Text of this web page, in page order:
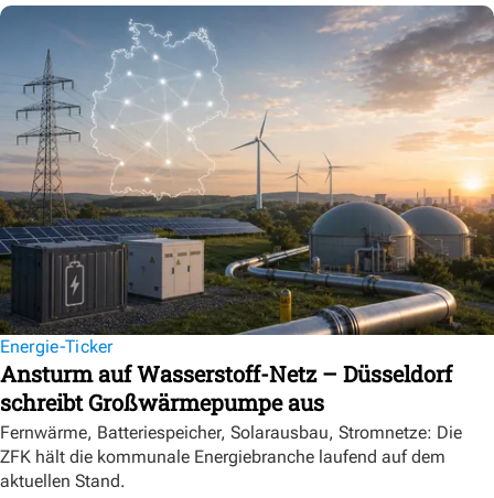
Energie-Ticker
Ansturm auf Wasserstoff-Netz – Düsseldorf
schreibt Großwärmepumpe aus
Fernwärme, Batteriespeicher, Solarausbau, Stromnetze: Die
ZFK hält die kommunale Energiebranche laufend auf dem
aktuellen Stand.